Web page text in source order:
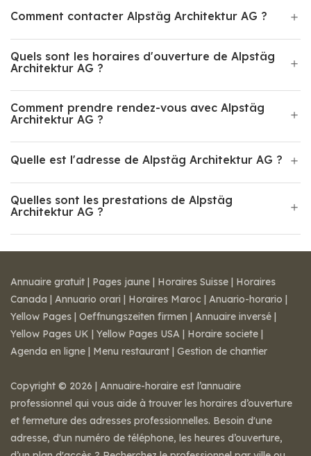
Comment contacter Alpstäg Architektur AG ?
Quels sont les horaires d'ouverture de Alpstäg
Architektur AG ?
Comment prendre rendez-vous avec Alpstäg
Architektur AG ?
Quelle est l'adresse de Alpstäg Architektur AG ?
Quelles sont les prestations de Alpstäg
Architektur AG ?
Annuaire gratuit | Pages jaune | Horaires Suisse | Horaires
Canada | Annuario orari | Horaires Maroc | Anuario-horario |
Yellow Pages | Oeffnungszeiten firmen | Annuaire inversé |
Yellow Pages UK | Yellow Pages USA | Horaire societe |
Agenda en ligne | Menu restaurant | Gestion de chantier
Copyright © 2026 | Annuaire-horaire est l’annuaire
professionnel qui vous aide à trouver les horaires d’ouverture
et fermeture des adresses professionnelles. Besoin d'une
adresse, d'un numéro de téléphone, les heures d’ouverture,